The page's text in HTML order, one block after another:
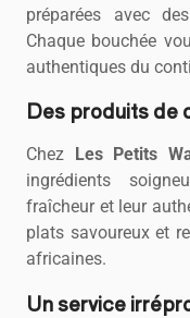
préparées avec
Chaque bouchée
authentiques du
Des produits de
Chez Les Petits
ingrédients
fraîcheur et leur
plats savoureux et
africaines.
Un service